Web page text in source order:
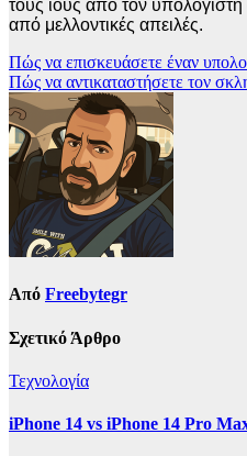
τους ιούς από τον
από μελλοντικές απειλές.
Πλοήγηση
άρθρων
Πώς να επισκευάσετε έναν
Πώς να αντικαταστήσετε τον
Από Freebytegr
Σχετικό Άρθρο
Τεχνολογία
iPhone 14 vs iPhone 14 Pro